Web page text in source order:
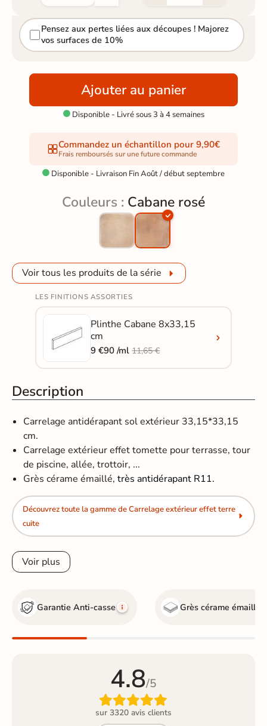
Pensez aux pertes liées aux découpes ! Majorez
vos surfaces de 10%
Ajouter au panier
Disponible - Livré sous 3 à 4 semaines
Commandez un échantillon pour 9,90€
Frais remboursés sur une future commande
 Disponible - Livraison Fin Août / début septembre
Couleurs : Cabane rosé
Voir tous les produits de la série
LES FINITIONS ASSORTIES
Plinthe Cabane 8x33,15
cm
9 €90 /ml11,65 €
Description
Carrelage antidérapant sol extérieur 33,15*33,15
cm.
Carrelage extérieur effet tomette pour terrasse, tour
de piscine, allée, trottoir, ...
Grès cérame émaillé,très antidérapant R11.
Découvrez toute la gamme de Carrelage extérieur effet terre
cuite
Voir plus
Garantie Anti-casse Grès cérame émaillé
4.8/5

sur 3320 avis clients